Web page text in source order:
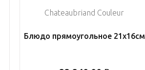
Chateaubriand Couleur
Блюдо прямоугольное 21х16см